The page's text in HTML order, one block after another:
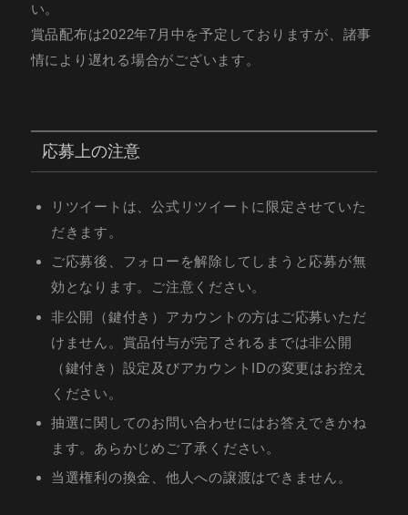
い。
賞品配布は2022年7月中を予定しておりますが、諸事
情により遅れる場合がございます。
応募上の注意
リツイートは、公式リツイートに限定させていた
だきます。
ご応募後、フォローを解除してしまうと応募が無
効となります。ご注意ください。
非公開（鍵付き）アカウントの方はご応募いただ
けません。賞品付与が完了されるまでは非公開
（鍵付き）設定及びアカウントIDの変更はお控え
ください。
抽選に関してのお問い合わせにはお答えできかね
ます。あらかじめご了承ください。
当選権利の換金、他人への譲渡はできません。